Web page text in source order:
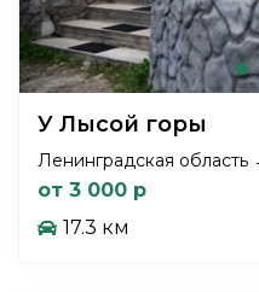
У Лысой горы
Ленинградская область
от 3 000 р
17.3 км